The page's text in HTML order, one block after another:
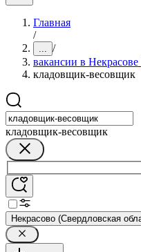
Главная
/
... /
вакансии в Некрасове
кладовщик-весовщик
кладовщик-весовщик
Некрасово (Свердловская